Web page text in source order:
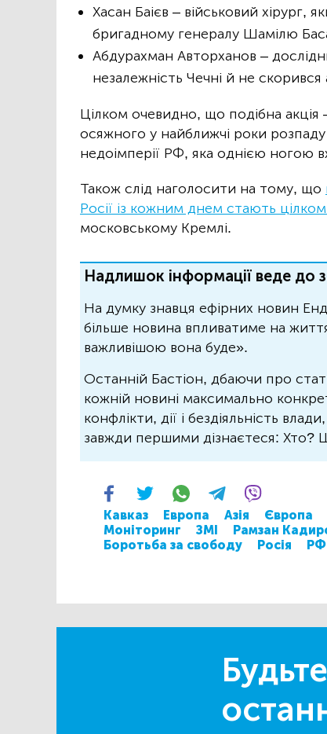
Хасан Баієв – військовий хірург,
бригадному генералу Шамілю
Абдурахман Авторханов –
незалежність Чечні й не
Цілком очевидно, що подібна
осяжного у найближчі роки розпаду
недоімперії РФ, яка однією ногою
Також слід наголосити на тому, що
Росії із кожним днем стають
московському Кремлі.
Надлишок інформації веде до
На думку знавця ефірних новин
більше новина впливатиме на
важливішою вона буде».
Останній Бастіон, дбаючи про
кожній новині максимально
конфлікти, дії і бездіяльність
завжди першими дізнаєтеся:
Кавказ Европа Азія Європа
Моніторинг
ЗМІ Рамзан
Боротьба за свободу
Росія РФ